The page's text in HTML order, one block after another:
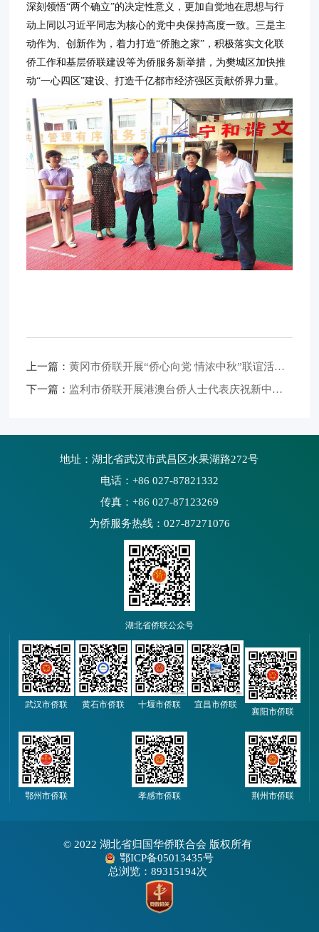
深刻领悟“两个确立”的决定性意义，更加自觉地在思想与行
动上同以习近平同志为核心的党中央保持高度一致。三是主
动作为、创新作为，着力打造“侨胞之家”，积极落实文化联
侨工作和基层侨联建设等为侨服务新举措，为樊城区加快推
动“一心四区”建设、打造千亿都市经济强区贡献侨界力量。
上一篇：黄冈市侨联开展“侨心向党 情浓中秋”联谊活动 宣讲党的二十届三中全会精神
下一篇： 监利市侨联开展港澳台侨人士代表庆祝新中国成立75周年、党的二十届三中全会精神宣讲暨迎中秋座谈联谊会
地址：湖北省武汉市武昌区水果湖路272号
电话：+86 027-87821332
传真：+86 027-87123269
为侨服务热线：027-87271076
湖北省侨联公众号
武汉市侨联 黄石市侨联 十堰市侨联 宜昌市侨联
襄阳市侨联
鄂州市侨联 孝感市侨联 荆州市侨联
© 2022 湖北省归国华侨联合会 版权所有
鄂ICP备05013435号
总浏览：89315194次